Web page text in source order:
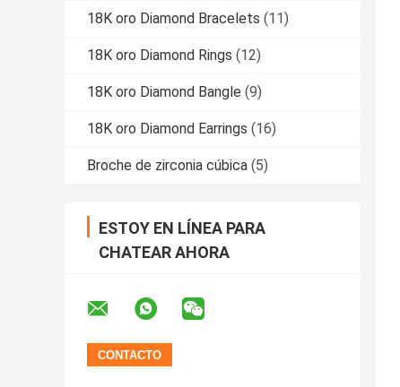
18K oro Diamond Bracelets (11)
18K oro Diamond Rings (12)
18K oro Diamond Bangle (9)
18K oro Diamond Earrings (16)
Broche de zirconia cúbica (5)
ESTOY EN LÍNEA PARA
CHATEAR AHORA